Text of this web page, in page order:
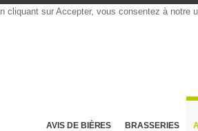
sur Accepter, vous consentez à notre
AVIS DE BIÈRES BRASSERIES